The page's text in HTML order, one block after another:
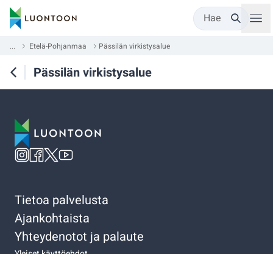
Hae
... Etelä-Pohjanmaa Pässilän virkistysalue
Pässilän virkistysalue
Tietoa palvelusta
Ajankohtaista
Yhteydenotot ja palaute